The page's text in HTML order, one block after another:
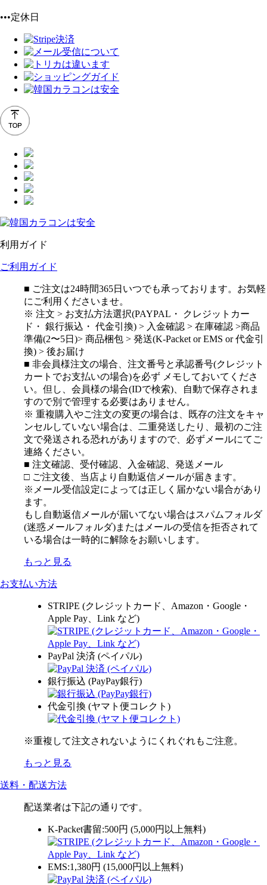
•••定休日
利用ガイド
ご利用ガイド
■ ご注文は24時間365日いつでも承っております。お気軽
にご利用くださいませ。
※ 注文 > お支払方法選択(PAYPAL・ クレジットカー
ド・ 銀行振込・ 代金引換) > 入金確認 > 在庫確認 >商品
準備(2〜5日)> 商品梱包 > 発送(K-Packet or EMS or 代金引
換) > 後お届け
■ 非会員様注文の場合、注文番号と承認番号(クレジット
カートでお支払いの場合)を必ず メモしておいてくださ
い。但し、会員様の場合(IDで検索)、自動で保存されま
すので別で管理する必要はありません。
※ 重複購入やご注文の変更の場合は、既存の注文をキャ
ンセルしていない場合は、二重発送したり、最初のご注
文で発送される恐れがありますので、必ずメールにてご
連絡ください。
■ 注文確認、受付確認、入金確認、発送メール
□ ご注文後、当店より自動返信メールが届きます。
※メール受信設定によっては正しく届かない場合があり
ます。
もし自動返信メールが届いてない場合はスパムフォルダ
(迷惑メールフォルダ)またはメールの受信を拒否されて
いる場合は一時的に解除をお願いします。
もっと見る
お支払い方法
STRIPE (クレジットカード、Amazon・Google・
Apple Pay、Link など)
PayPal 決済 (ペイパル)
銀行振込 (PayPay銀行)
代金引換 (ヤマト便コレクト)
※重複して注文されないようにくれぐれもご注意。
もっと見る
送料・配送方法
配送業者は下記の通りです。
K-Packet書留:500円 (5,000円以上無料)
EMS:1,380円 (15,000円以上無料)